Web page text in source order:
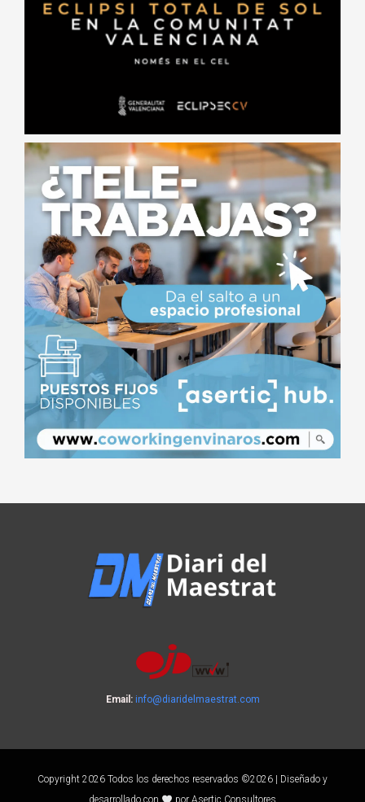
Email: info@diaridelmaestrat.com
Copyright 2026 Todos los derechos reservados ©2026 | Diseñado y